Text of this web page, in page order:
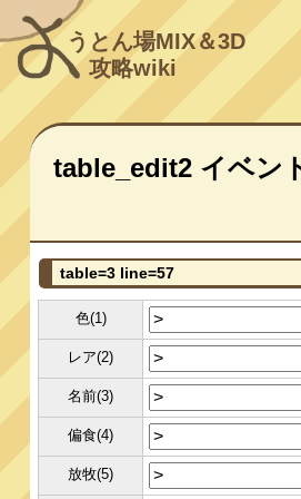
うとん場MIX＆3D
攻略wiki
table_edit2 イベン
table=3 line=57
色(1)
レア(2)
名前(3)
偏食(4)
放牧(5)